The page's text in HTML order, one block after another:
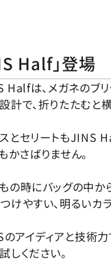
Half」登場
Halfは、メガネのブ
計で、折りたたむと
とセリートもJINS
かさばりません。
の時にバッグの中か
けやすい、明るいカ
アイディアと技術
しください。